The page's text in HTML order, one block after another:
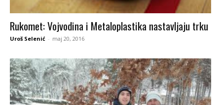
Rukomet: Vojvodina i Metaloplastika nastavljaju trku
Uroš Selenić - maj 20, 2016